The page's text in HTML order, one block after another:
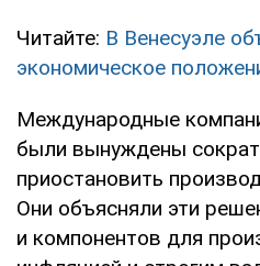
Читайте: В Венесуэле
экономическое
Международные
были вынуждены
приостановить
Они объясняли эти
и компонентов для